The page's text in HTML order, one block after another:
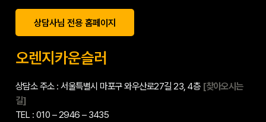
상담사님 전용 홈페이지
오렌지카운슬러
상담소 주소 : 서울특별시 마포구 와우산로27길 23, 4층 [찾아오시는
길]
TEL : 010 – 2946 – 3435